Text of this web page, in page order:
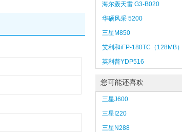
海尔轰天雷 G3-B020
华硕风采 5200
三星M850
艾利和iFP-180TC（128MB）
英利普YDP516
您可能还喜欢
三星J600
三星I220
三星N288